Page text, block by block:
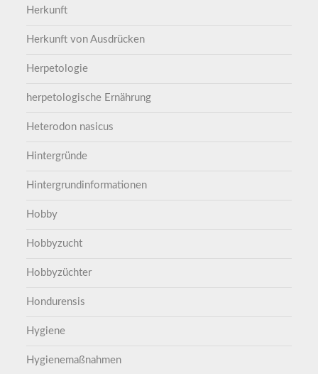
Herkunft
Herkunft von Ausdrücken
Herpetologie
herpetologische Ernährung
Heterodon nasicus
Hintergründe
Hintergrundinformationen
Hobby
Hobbyzucht
Hobbyzüchter
Hondurensis
Hygiene
Hygienemaßnahmen